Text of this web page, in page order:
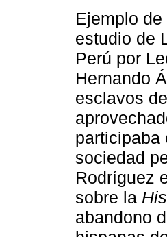
Ejemplo
estudio de
Perú por
Hernando
esclavos
participaba
sociedad
Rodríguez
sobre la
abandono